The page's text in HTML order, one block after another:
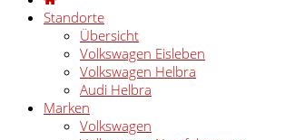
Standorte
Übersicht
Volkswagen Eisleben
Volkswagen Helbra
Audi Helbra
Marken
Volkswagen